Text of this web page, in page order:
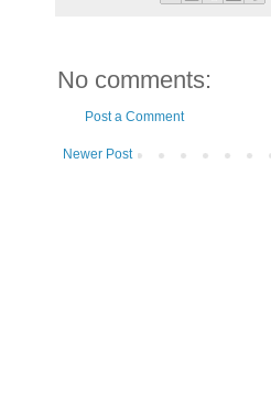
No comments:
Post a Comment
Newer Post